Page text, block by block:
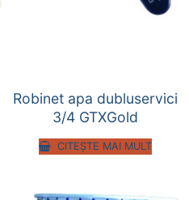
Robinet apa dubluservici
3/4 GTXGold
CITEȘTE MAI MULT